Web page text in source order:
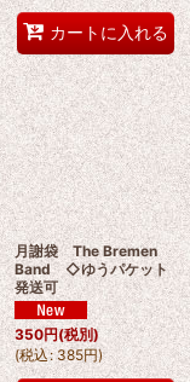
カートに入れる
月謝袋 The Bremen
Band ◇ゆうパケット
発送可
350円(税別)
(税込: 385円)